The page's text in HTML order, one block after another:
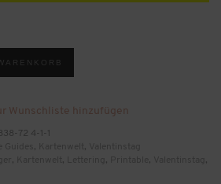
Wunschliste hinzufügen
72 4-1-1
, ,
, , , ,
,